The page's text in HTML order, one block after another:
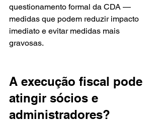
questionamento formal da CDA —
medidas que podem reduzir impacto
imediato e evitar medidas mais
gravosas.
A execução fiscal pode
atingir sócios e
administradores?